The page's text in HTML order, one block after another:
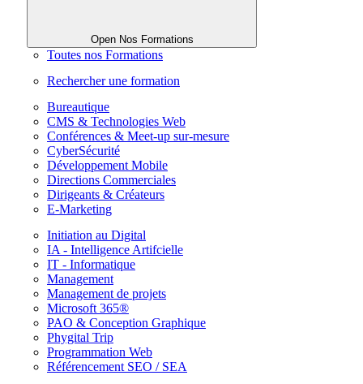
Open Nos Formations
Toutes nos Formations
Rechercher une formation
Bureautique
CMS & Technologies Web
Conférences & Meet-up sur-mesure
CyberSécurité
Développement Mobile
Directions Commerciales
Dirigeants & Créateurs
E-Marketing
Initiation au Digital
IA - Intelligence Artifcielle
IT - Informatique
Management
Management de projets
Microsoft 365®
PAO & Conception Graphique
Phygital Trip
Programmation Web
Référencement SEO / SEA